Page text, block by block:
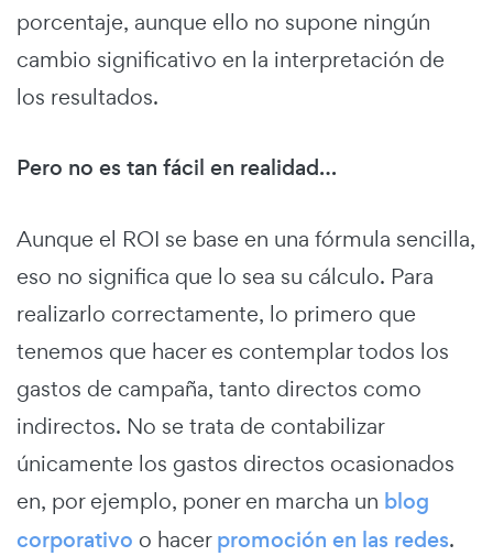
porcentaje, aunque ello no supone ningún
cambio significativo en la interpretación de
los resultados.
Pero no es tan fácil en realidad…
Aunque el ROI se base en una fórmula sencilla,
eso no significa que lo sea su cálculo. Para
realizarlo correctamente, lo primero que
tenemos que hacer es contemplar todos los
gastos de campaña, tanto directos como
indirectos. No se trata de contabilizar
únicamente los gastos directos ocasionados
en, por ejemplo, poner en marcha un blog
corporativo o hacerpromoción en las redes.